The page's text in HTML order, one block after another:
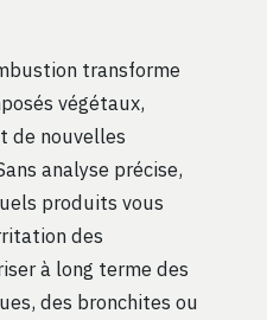
transforme
végétaux,
de nouvelles
analyse précise,
produits vous
des
à long terme des
des bronchites ou